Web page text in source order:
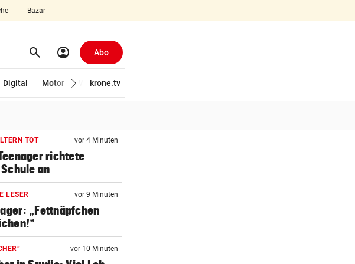
Bazar
search Suchen
account_circle Abo
Digital
Motor Wirtschaft
krone.tv
TOT vor 4 Minuten
richtete
an
LESER vor 9 Minuten
„Fettnäpfchen
vor 10 Minuten